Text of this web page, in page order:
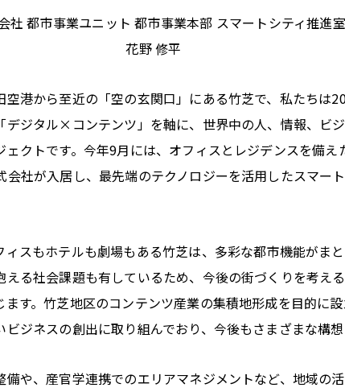
社 都市事業ユニット 都市事業本部 スマートシティ推進
花野 修平
港から至近の「空の玄関口」にある竹芝で、私たちは
デジタル×コンテンツ」を軸に、世界中の人、情報、ビ
クトです。今年9月には、オフィスとレジデンスを備
社が入居し、最先端のテクノロジーを活用したスマー
スもホテルも劇場もある竹芝は、多彩な都市機能がま
る社会課題も有しているため、今後の街づくりを考え
す。竹芝地区のコンテンツ産業の集積地形成を目的に
ジネスの創出に取り組んでおり、今後もさまざまな構想
や、産官学連携でのエリアマネジメントなど、地域の